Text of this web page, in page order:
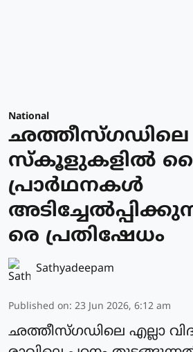
National
ഛത്തീസ്ഗഡിലെ
സ്‌കൂളുകളില്‍
പ്രാർഥനകള്‍
രെ പ്രതിഷേധം
Sathyadeepam
Published on: 23 Jun 2026, 6:12 am
ഛത്തീസ്ഗഡിലെ എല്ലാ